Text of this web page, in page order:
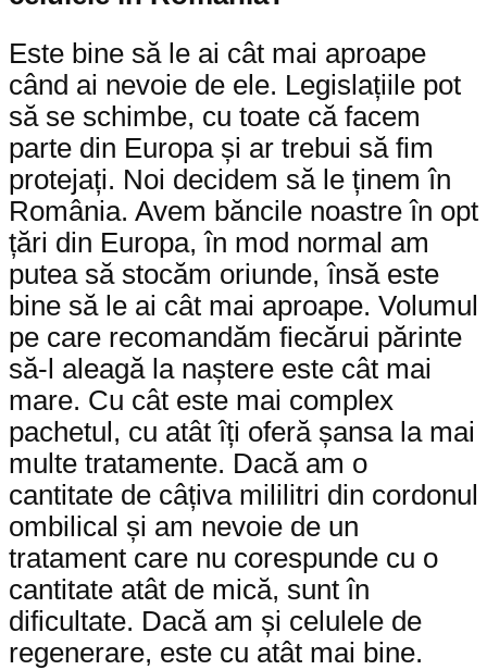
Este bine să le ai cât mai aproape
când ai nevoie de ele. Legislațiile pot
să se schimbe, cu toate că facem
parte din Europa și ar trebui să fim
protejați. Noi decidem să le ținem în
România. Avem băncile noastre în opt
țări din Europa, în mod normal am
putea să stocăm oriunde, însă este
bine să le ai cât mai aproape. Volumul
pe care recomandăm fiecărui părinte
să-l aleagă la naștere este cât mai
mare. Cu cât este mai complex
pachetul, cu atât îți oferă șansa la mai
multe tratamente. Dacă am o
cantitate de câțiva mililitri din cordonul
ombilical și am nevoie de un
tratament care nu corespunde cu o
cantitate atât de mică, sunt în
dificultate. Dacă am și celulele de
regenerare, este cu atât mai bine.